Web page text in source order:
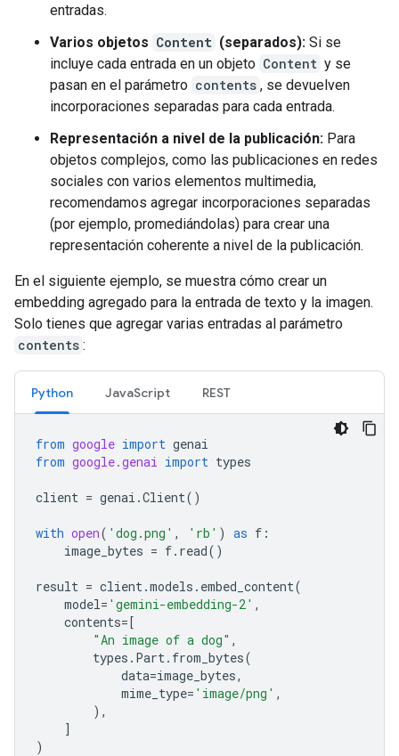
entradas.
Varios objetos Content (separados): Si se
incluye cada entrada en un objeto Content y se
pasan en el parámetro contents , se devuelven
incorporaciones separadas para cada entrada.
Representación a nivel de la publicación: Para
objetos complejos, como las publicaciones en redes
sociales con varios elementos multimedia,
recomendamos agregar incorporaciones separadas
(por ejemplo, promediándolas) para crear una
representación coherente a nivel de la publicación.
En el siguiente ejemplo, se muestra cómo crear un
embedding agregado para la entrada de texto y la imagen.
Solo tienes que agregar varias entradas al parámetro
contents :
Python JavaScript REST
from google import genai
from google.genai import types
client = genai .Client()
with open( 'dog.png' , 'rb' ) as f :
image_bytes = f. read()
result = client.models . embed_content(
model= 'gemini-embedding-2' ,
contents=[
"An image of a dog" ,
types . Part. from_bytes(
data=image_bytes,
mime_type= 'image/png' ,
),
]
)